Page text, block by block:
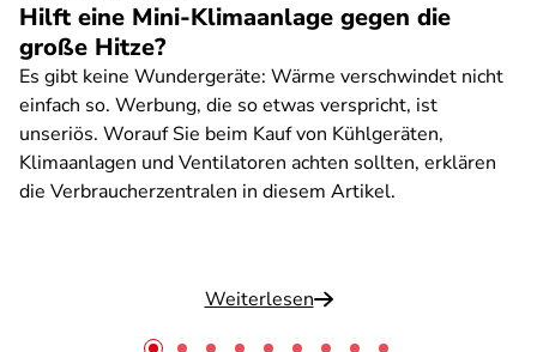
Hilft eine Mini-Klimaanlage gegen die
große Hitze?
Es gibt keine Wundergeräte: Wärme verschwindet nicht
einfach so. Werbung, die so etwas verspricht, ist
unseriös. Worauf Sie beim Kauf von Kühlgeräten,
Klimaanlagen und Ventilatoren achten sollten, erklären
die Verbraucherzentralen in diesem Artikel.
Weiterlesen